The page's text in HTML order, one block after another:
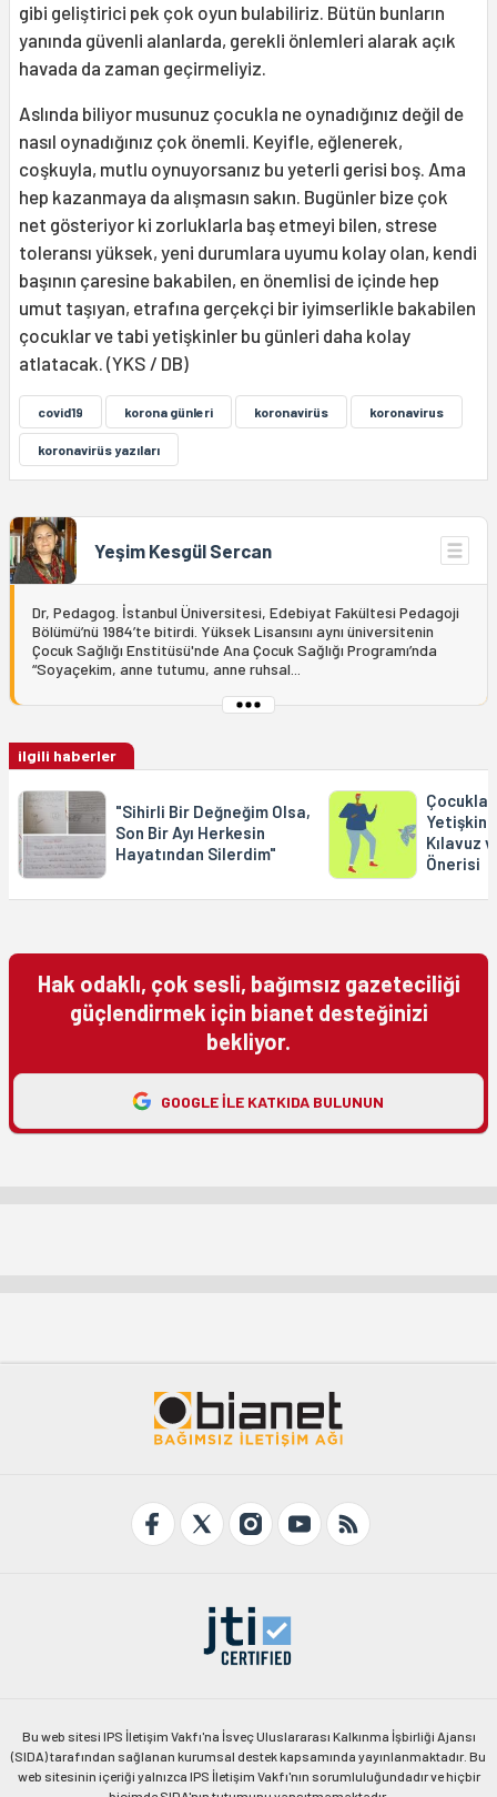
gibi geliştirici pek çok oyun bulabiliriz. Bütün bunların
yanında güvenli alanlarda, gerekli önlemleri alarak açık
havada da zaman geçirmeliyiz.
Aslında biliyor musunuz çocukla ne oynadığınız değil de
nasıl oynadığınız çok önemli. Keyifle, eğlenerek,
coşkuyla, mutlu oynuyorsanız bu yeterli gerisi boş. Ama
hep kazanmaya da alışmasın sakın. Bugünler bize çok
net gösteriyor ki zorluklarla baş etmeyi bilen, strese
toleransı yüksek, yeni durumlara uyumu kolay olan, kendi
başının çaresine bakabilen, en önemlisi de içinde hep
umut taşıyan, etrafına gerçekçi bir iyimserlikle bakabilen
çocuklar ve tabi yetişkinler bu günleri daha kolay
atlatacak. (YKS / DB)
covid19 korona günleri koronavirüs koronavirus
koronavirüs yazıları
Yeşim Kesgül Sercan
Dr, Pedagog. İstanbul Üniversitesi, Edebiyat Fakültesi Pedagoji
Bölümü’nü 1984’te bitirdi. Yüksek Lisansını aynı üniversitenin
Çocuk Sağlığı Enstitüsü'nde Ana Çocuk Sağlığı Programı’nda
“Soyaçekim, anne tutumu, anne ruhsal...
ilgili haberler
"Sihirli Bir Değneğim Olsa,
Son Bir Ayı Herkesin
Hayatından Silerdim"
Kılavuz
Önerisi
Hak odaklı, çok sesli, bağımsız gazeteciliği
güçlendirmek için bianet desteğinizi
bekliyor.
GOOGLE ILE KATKIDA BULUNUN
Bu web sitesi IPS İletişim Vakfı'na İsveç Uluslararası Kalkınma İşbirliği Ajansı
(SIDA) tarafından sağlanan kurumsal destek kapsamında yayınlanmaktadır. Bu
web sitesinin içeriği yalnızca IPS İletişim Vakfı'nın sorumluluğundadır ve hiçbir